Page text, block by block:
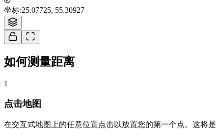
坐标:25.07725, 55.30927
Tiles © Esri — Source: Esri, i-cubed, USDA, USGS, AEX, GeoEye,
Getmapping, Aerogrid, IGN, IGP, UPR-EGP, and the GIS User Community
如何测量距离
1
点击地图
在交互式地图上的任意位置点击以放置您的第一个点。这将是